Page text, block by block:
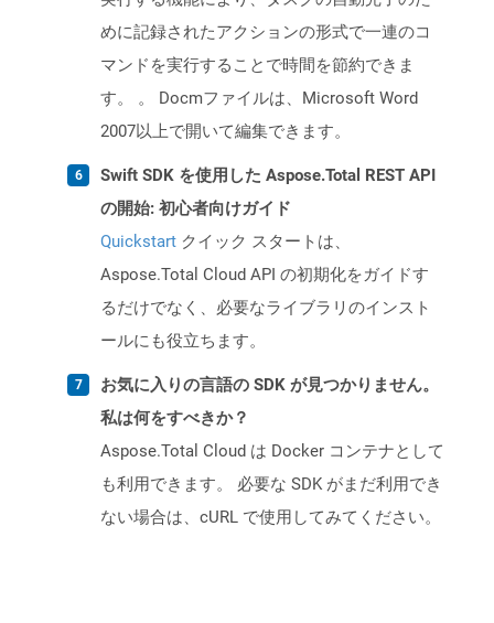
めに記録されたアクションの形式で一連のコ
マンドを実行することで時間を節約できま
す。 。 Docmファイルは、Microsoft Word
2007以上で開いて編集できます。
Swift SDK を使用した Aspose.Total REST API
の開始: 初心者向けガイド
Quickstart クイック スタートは、
Aspose.Total Cloud API の初期化をガイドす
るだけでなく、必要なライブラリのインスト
ールにも役立ちます。
お気に入りの言語の SDK が見つかりません。
私は何をすべきか？
Aspose.Total Cloud は Docker コンテナとして
も利用できます。 必要な SDK がまだ利用でき
ない場合は、cURL で使用してみてください。